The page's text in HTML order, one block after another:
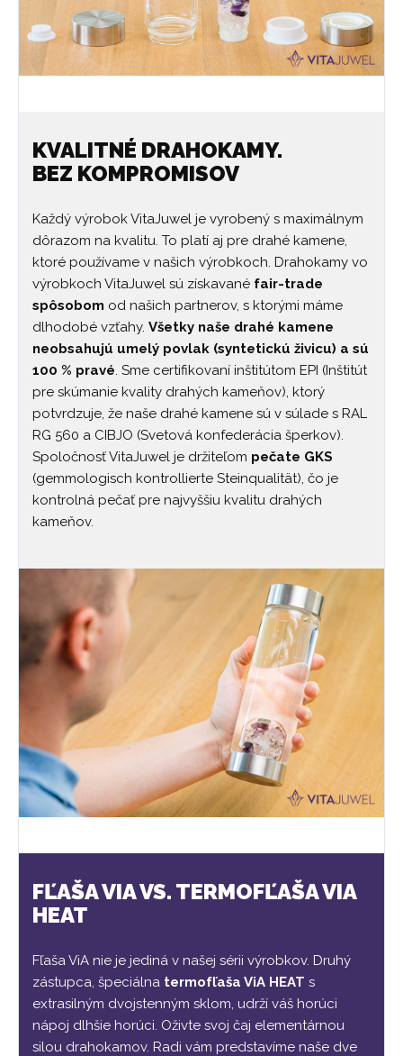
KVALITNÉ DRAHOKAMY.
BEZ KOMPROMISOV
Každý výrobok VitaJuwel je vyrobený s maximálnym
dôrazom na kvalitu. To platí aj pre drahé kamene,
ktoré používame v našich výrobkoch. Drahokamy vo
výrobkoch VitaJuwel sú získavané fair-trade
spôsobom od našich partnerov, s ktorými máme
dlhodobé vzťahy. Všetky naše drahé kamene
neobsahujú umelý povlak (syntetickú živicu) a sú
100 % pravé. Sme certifikovaní inštitútom EPI (Inštitút
pre skúmanie kvality drahých kameňov), ktorý
potvrdzuje, že naše drahé kamene sú v súlade s RAL
RG 560 a CIBJO (Svetová konfederácia šperkov).
Spoločnosť VitaJuwel je držiteľom pečate GKS
(gemmologisch kontrollierte Steinqualität), čo je
kontrolná pečať pre najvyššiu kvalitu drahých
kameňov.
FĽAŠA VIA VS. TERMOFĽAŠA VIA
HEAT
Fľaša ViA nie je jediná v našej sérii výrobkov. Druhý
zástupca, špeciálna termofľaša ViA HEAT s
extrasilným dvojstenným sklom, udrží váš horúci
nápoj dlhšie horúci. Oživte svoj čaj elementárnou
silou drahokamov. Radi vám predstavíme naše dve